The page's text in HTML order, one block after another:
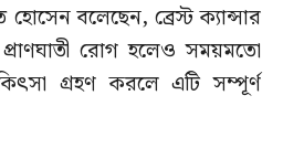
বলেছেন, ব্রেস্ট ক্যান্সার
রোগ হলেও সময়মতো
গ্রহণ করলে এটি সম্পূর্ণ